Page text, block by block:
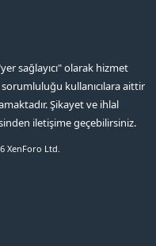
sağlayıcı" olarak hizmet
kullanıcılara aittir
Şikayet ve ihlal
iletişime geçebilirsiniz.
XenForo Ltd.